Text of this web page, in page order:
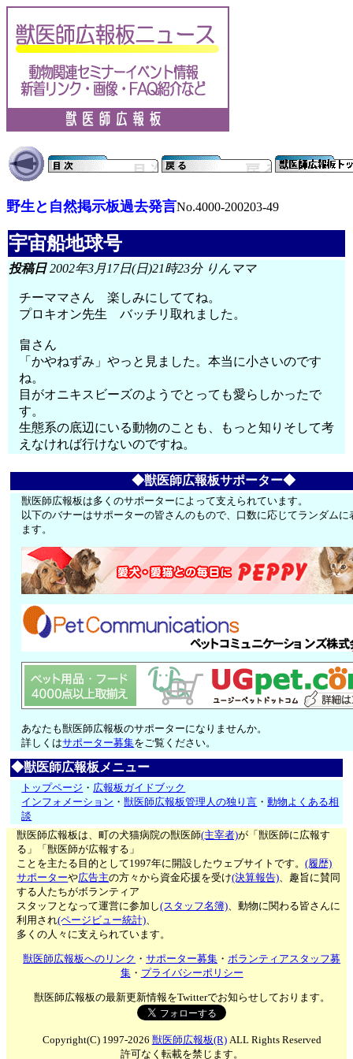
野生と自然掲示板過去発言No.4000-200203-49
宇宙船地球号
投稿日2002年3月17日(日)21時23分 りんママ
チーママさん 楽しみにしててね。
プロキオン先生 バッチリ取れました。
畠さん
「かやねずみ」やっと見ました。本当に小さいのです
ね。
目がオニキスビーズのようでとっても愛らしかったで
す。
生態系の底辺にいる動物のことも、もっと知りそして考
えなければ行けないのですね。
◆獣医師広報板サポーター◆
獣医師広報板は多くのサポーターによって支えられています。
以下のバナーはサポーターの皆さんのもので、口数に応じてランダムに
ます。
あなたも獣医師広報板のサポーターになりませんか。
詳しくはサポーター募集をご覧ください。
◆獣医師広報板メニュー
トップページ ・ 広報板ガイドブック
インフォメーション ・獣医師広報板管理人の独り言 ・動物よくある相
談
獣医師広報板は、町の犬猫病院の獣医師(主宰者)が「獣医師に広報す
る」「獣医師が広報する」
ことを主たる目的として1997年に開設したウェブサイトです。(履歴)
サポーターや広告主の方々から資金応援を受け(決算報告)、趣旨に賛同
する人たちがボランティア
スタッフとなって運営に参加し(スタッフ名簿)、動物に関わる皆さんに
利用され(ページビュー統計)、
多くの人々に支えられています。
獣医師広報板へのリンク ・サポーター募集 ・ボランティアスタッフ募
集・ プライバシーポリシー
獣医師広報板の最新更新情報をTwitterでお知らせしております。
Copyright(C) 1997-2026 獣医師広報板(R)ALL Rights Reserved
許可なく転載を禁じます。